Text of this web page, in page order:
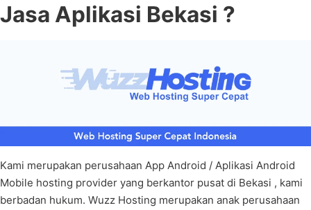
Jasa Aplikasi Bekasi ?
Kami merupakan perusahaan App Android / Aplikasi Android
Mobile hosting provider yang berkantor pusat di Bekasi , kami
berbadan hukum. Wuzz Hosting merupakan anak perusahaan